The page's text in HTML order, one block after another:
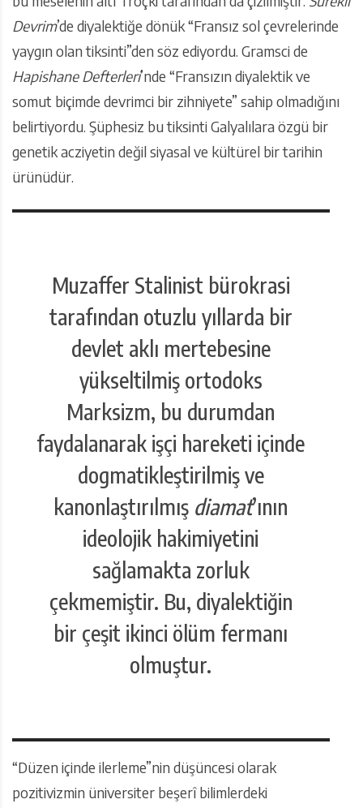
Devrim’de diyalektiğe dönük “Fransız sol çevrelerinde
yaygın olan tiksinti”den söz ediyordu. Gramsci de
Hapishane Defterleri’nde “Fransızın diyalektik ve
somut biçimde devrimci bir zihniyete” sahip olmadığını
belirtiyordu. Şüphesiz bu tiksinti Galyalılara özgü bir
genetik acziyetin değil siyasal ve kültürel bir tarihin
ürünüdür.
Muzaffer Stalinist bürokrasi
tarafından otuzlu yıllarda bir
devlet aklı mertebesine
yükseltilmiş ortodoks
Marksizm, bu durumdan
faydalanarak işçi hareketi içinde
dogmatikleştirilmiş ve
kanonlaştırılmış diamat’ının
ideolojik hakimiyetini
sağlamakta zorluk
çekmemiştir. Bu, diyalektiğin
bir çeşit ikinci ölüm fermanı
olmuştur.
“Düzen içinde ilerleme”nin düşüncesi olarak
pozitivizmin üniversiter beşerî bilimlerdeki